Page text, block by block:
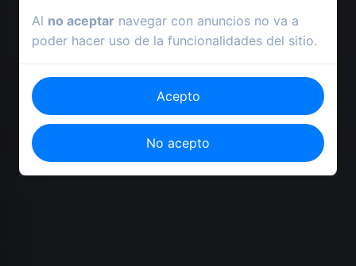
Al no aceptar navegar con anuncios no va a
poder hacer uso de la funcionalidades del sitio.
Acepto
No acepto